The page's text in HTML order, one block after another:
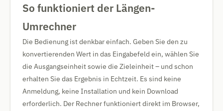
So funktioniert der Längen-
Umrechner
Die Bedienung ist denkbar einfach. Geben Sie den zu
konvertierenden Wert in das Eingabefeld ein, wählen Sie
die Ausgangseinheit sowie die Zieleinheit – und schon
erhalten Sie das Ergebnis in Echtzeit. Es sind keine
Anmeldung, keine Installation und kein Download
erforderlich. Der Rechner funktioniert direkt im Browser,